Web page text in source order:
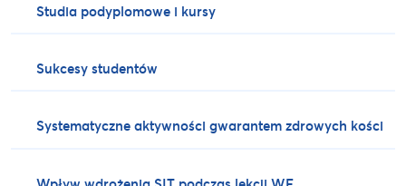
Studia podyplomowe i kursy
Sukcesy studentów
Systematyczne aktywności gwarantem zdrowych kości